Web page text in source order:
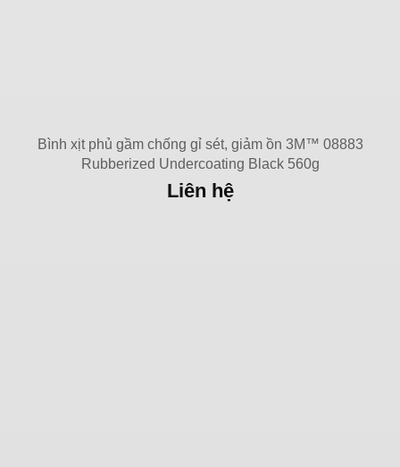
Bình xịt phủ gầm chống gỉ sét, giảm ồn 3M™ 08883
Rubberized Undercoating Black 560g
Liên hệ